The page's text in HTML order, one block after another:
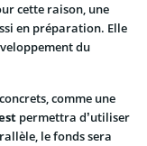
cette raison, une
en préparation. Elle
du
comme une
permettra d’utiliser
le fonds sera